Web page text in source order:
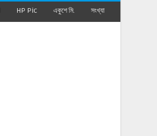
HP Pic একুশে মি. সংখ্যা